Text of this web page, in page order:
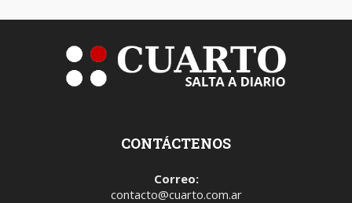
CONTÁCTENOS
Correo:
contacto@cuarto.com.ar